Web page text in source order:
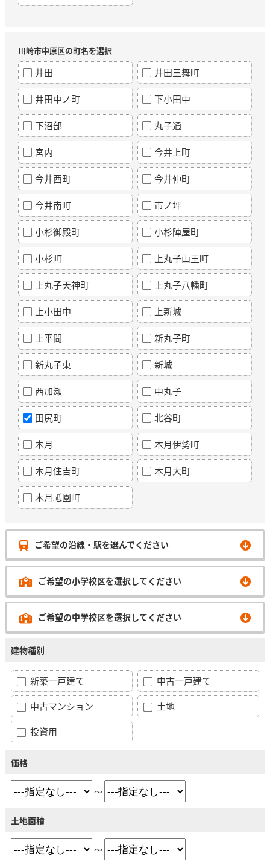
川崎市中原区の町名を選択
井田 井田三舞町
井田中ノ町 下小田中
下沼部 丸子通
宮内 今井上町
今井西町 今井仲町
今井南町 市ノ坪
小杉御殿町 小杉陣屋町
小杉町 上丸子山王町
上丸子天神町 上丸子八幡町
上小田中 上新城
上平間 新丸子町
新丸子東 新城
西加瀬 中丸子
田尻町 北谷町
木月 木月伊勢町
木月住吉町 木月大町
木月祗園町
ご希望の沿線・駅を選んでください
ご希望の小学校区を選択してください
ご希望の中学校区を選択してください
建物種別
新築一戸建て
中古一戸建て
中古マンション
土地
投資用
価格
～
土地面積
～